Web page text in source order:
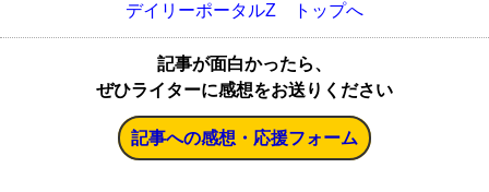
デイリーポータルZ トップへ
記事が面白かったら、
ぜひライターに感想をお送りください
記事への感想・応援フォーム